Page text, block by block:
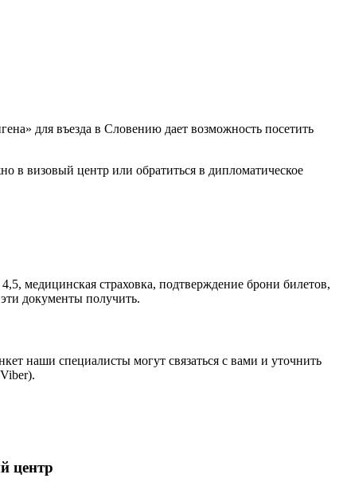
для въезда в Словению дает возможность посетить
в визовый центр или обратиться в дипломатическое
медицинская страховка, подтверждение брони билетов,
документы получить.
наши специалисты могут связаться с вами и уточнить
центр